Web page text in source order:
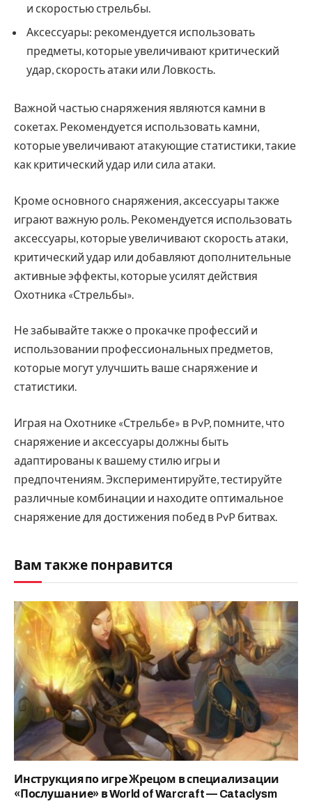
и скоростью стрельбы.
Аксессуары: рекомендуется использовать
предметы, которые увеличивают критический
удар, скорость атаки или Ловкость.
Важной частью снаряжения являются камни в
сокетах. Рекомендуется использовать камни,
которые увеличивают атакующие статистики, такие
как критический удар или сила атаки.
Кроме основного снаряжения, аксессуары также
играют важную роль. Рекомендуется использовать
аксессуары, которые увеличивают скорость атаки,
критический удар или добавляют дополнительные
активные эффекты, которые усилят действия
Охотника «Стрельбы».
Не забывайте также о прокачке профессий и
использовании профессиональных предметов,
которые могут улучшить ваше снаряжение и
статистики.
Играя на Охотнике «Стрельбе» в PvP, помните, что
снаряжение и аксессуары должны быть
адаптированы к вашему стилю игры и
предпочтениям. Экспериментируйте, тестируйте
различные комбинации и находите оптимальное
снаряжение для достижения побед в PvP битвах.
Вам также понравится
Инструкция по игре Жрецом в специализации
«Послушание» в World of Warcraft — Cataclysm